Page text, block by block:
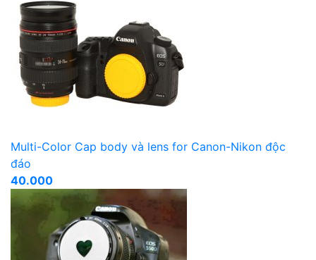
Multi-Color Cap body và lens for Canon-Nikon độc
đáo
40.000